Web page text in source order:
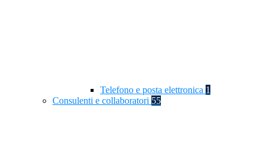
Telefono e posta elettronica 1
Consulenti e collaboratori 55